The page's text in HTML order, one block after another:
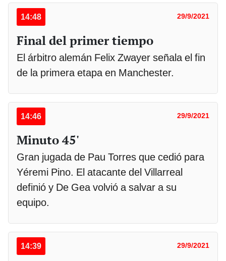
14:48 29/9/2021
Final del primer tiempo
El árbitro alemán Felix Zwayer señala el fin
de la primera etapa en Manchester.
14:46 29/9/2021
Minuto 45'
Gran jugada de Pau Torres que cedió para
Yéremi Pino. El atacante del Villarreal
definió y De Gea volvió a salvar a su
equipo.
14:39 29/9/2021